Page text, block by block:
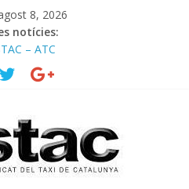
8, 2026
notícies:
– ATC
reunión con los Mossos d
29.07.2026 en COOLTURA FM.
PARA MEJORAR LA
PUERTO DE BARCELONA.
22.07.2026 en COOLTURA FM.